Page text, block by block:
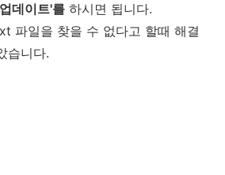
데이트'를 하시면 됩니다.
파일을 찾을 수 없다고 할때 해결
습니다.